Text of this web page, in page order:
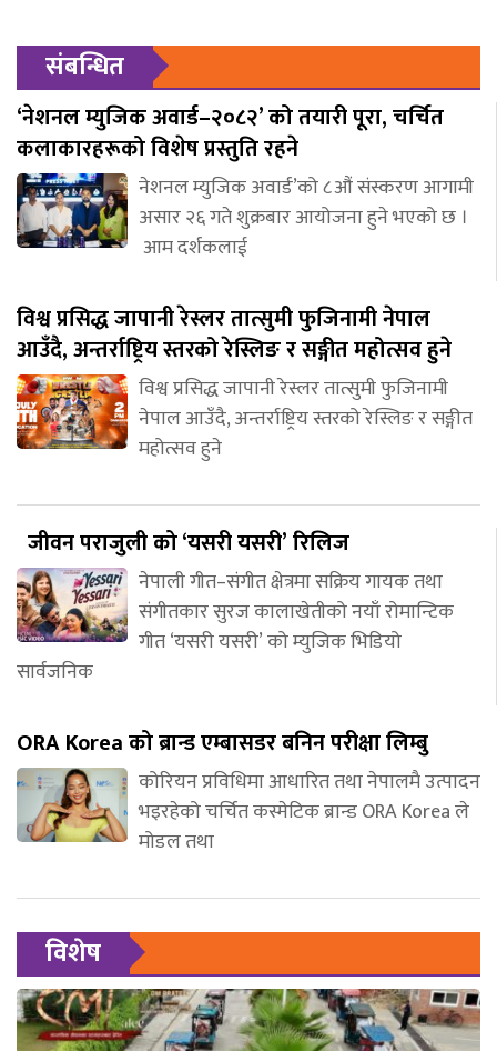
संबन्धित
‘नेशनल म्युजिक अवार्ड–२०८२’ को तयारी पूरा, चर्चित
कलाकारहरूको विशेष प्रस्तुति रहने
नेशनल म्युजिक अवार्ड’को ८औं संस्करण आगामी
असार २६ गते शुक्रबार आयोजना हुने भएको छ ।
आम दर्शकलाई
विश्व प्रसिद्ध जापानी रेस्लर तात्सुमी फुजिनामी नेपाल
आउँदै, अन्तर्राष्ट्रिय स्तरको रेस्लिङ र सङ्गीत महोत्सव हुने
विश्व प्रसिद्ध जापानी रेस्लर तात्सुमी फुजिनामी
नेपाल आउँदै, अन्तर्राष्ट्रिय स्तरको रेस्लिङ र सङ्गीत
महोत्सव हुने
जीवन पराजुली को ‘यसरी यसरी’ रिलिज
नेपाली गीत–संगीत क्षेत्रमा सक्रिय गायक तथा
संगीतकार सुरज कालाखेतीको नयाँ रोमान्टिक
गीत ‘यसरी यसरी’ को म्युजिक भिडियो
सार्वजनिक
ORA Korea को ब्रान्ड एम्बासडर बनिन परीक्षा लिम्बु
कोरियन प्रविधिमा आधारित तथा नेपालमै उत्पादन
भइरहेको चर्चित कस्मेटिक ब्रान्ड ORA Korea ले
मोडल तथा
विशेष